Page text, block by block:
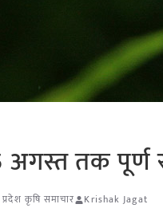
तक पूर्ण
कृषि समाचार Krishak Jagat